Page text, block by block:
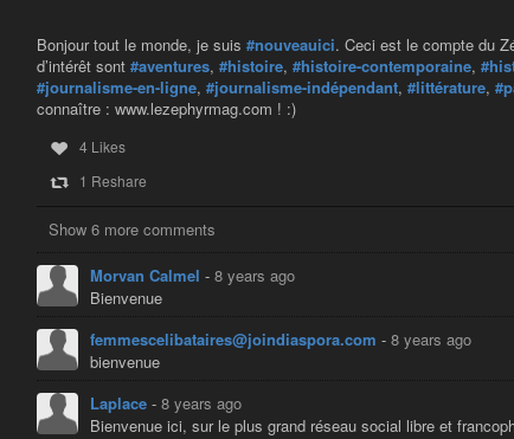
Bonjour tout le monde, je suis #nouveauici. Ceci est le compte du
d’intérêt sont #aventures, #histoire, #histoire-contemporaine,
#journalisme-en-ligne, #journalisme-indépendant, #littérature,
connaître : www.lezephyrmag.com ! :)
4 Likes
1 Reshare
Show 6 more comments
Morvan Calmel - 8 years ago
Bienvenue
femmescelibataires@joindiaspora.com - 8 years ago
bienvenue
Laplace - 8 years ago
Bienvenue ici, sur le plus grand réseau social libre et